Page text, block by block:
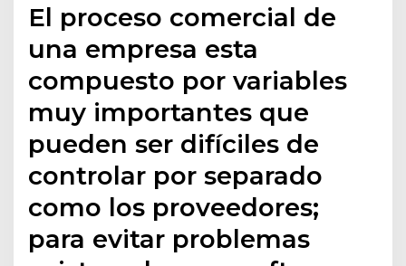
El proceso comercial de
una empresa esta
compuesto por variables
muy importantes que
pueden ser difíciles de
controlar por separado
como los proveedores;
para evitar problemas